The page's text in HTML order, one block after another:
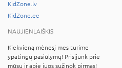
KidZone.lv
KidZone.ee
NAUJIENLAIŠKIS
Kiekvieną mėnesį mes turime
ypatingų pasiūlymų! Prisijunk prie
mūsų ir apie juos sužinok pirmas!